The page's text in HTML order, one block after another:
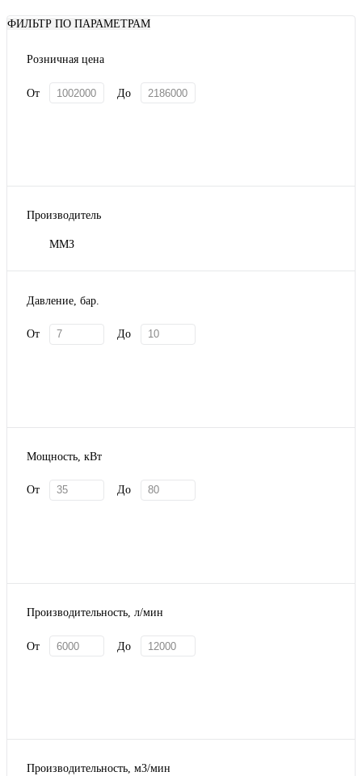
ФИЛЬТР ПО ПАРАМЕТРАМ
Розничная цена
От До
Производитель
ММЗ
Давление, бар.
От До
Мощность, кВт
От До
Производительность, л/мин
От До
Производительность, м3/мин